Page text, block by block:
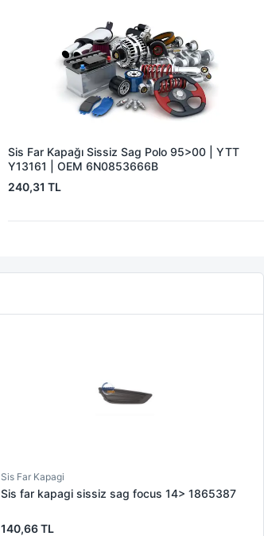
Sis Far Kapağı Sissiz Sag Polo 95>00 | YTT
Y13161 | OEM 6N0853666B
240,31 TL
Sis Far Kapagi
Sis far kapagi sissiz sag focus 14> 1865387
140,66 TL